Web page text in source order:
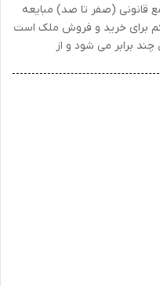
قانونی (صفر تا صد) مبایعه
برای خرید و فروش ملک است
برابر می شود و از